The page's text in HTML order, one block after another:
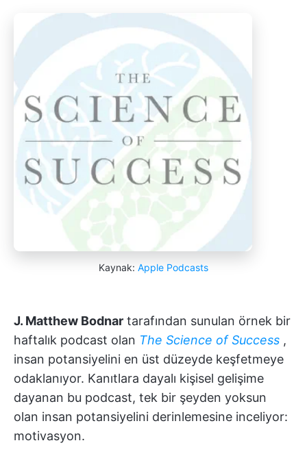
Kaynak: Apple Podcasts
J. Matthew Bodnar tarafından sunulan örnek bir
haftalık podcast olan The Science of Success ,
insan potansiyelini en üst düzeyde keşfetmeye
odaklanıyor. Kanıtlara dayalı kişisel gelişime
dayanan bu podcast, tek bir şeyden yoksun
olan insan potansiyelini derinlemesine inceliyor:
motivasyon.